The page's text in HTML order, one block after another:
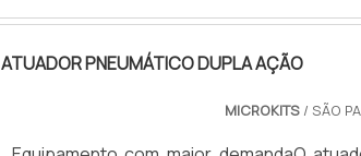
ATUADOR PNEUMÁTICO DUPLA AÇÃO
MICROKITS / SÃO